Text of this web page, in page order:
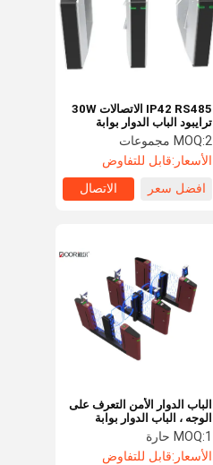
IP42 RS485 الاتصالات 30W
ترايبود الباب الدوار بوابة
MOQ:2 مجموعات
الأسعار:قابل للتفاوض
افضل سعر
الاتصال
الباب الدوار الأمن التعرف على
الوجه ، الباب الدوار بوابة
سوينغ داخلي
MOQ:1 حارة
الأسعار:قابل للتفاوض